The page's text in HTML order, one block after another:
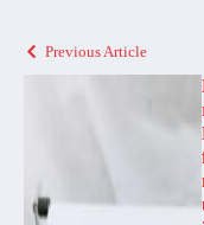
Previous Article